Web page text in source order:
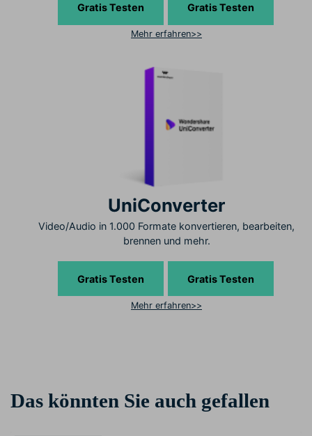
Gratis Testen Gratis Testen
Mehr erfahren>>
UniConverter
Video/Audio in 1.000 Formate konvertieren, bearbeiten,
brennen und mehr.
Gratis Testen Gratis Testen
Mehr erfahren>>
Das könnten Sie auch gefallen